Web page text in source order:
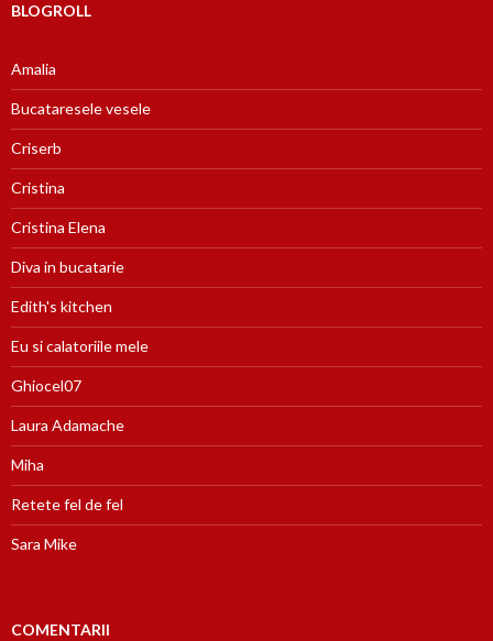
BLOGROLL
Amalia
Bucataresele vesele
Criserb
Cristina
Cristina Elena
Diva in bucatarie
Edith's kitchen
Eu si calatoriile mele
Ghiocel07
Laura Adamache
Miha
Retete fel de fel
Sara Mike
COMENTARII